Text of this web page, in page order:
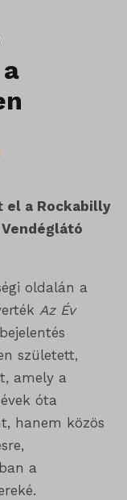
el a Rockabilly
oldalán a
Az Év
született,
amely a
óta
hanem közös
a